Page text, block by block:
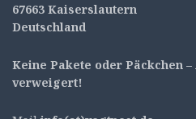
67663 Kaiserslautern
Deutschland
Keine Pakete oder Päckchen
verweigert!